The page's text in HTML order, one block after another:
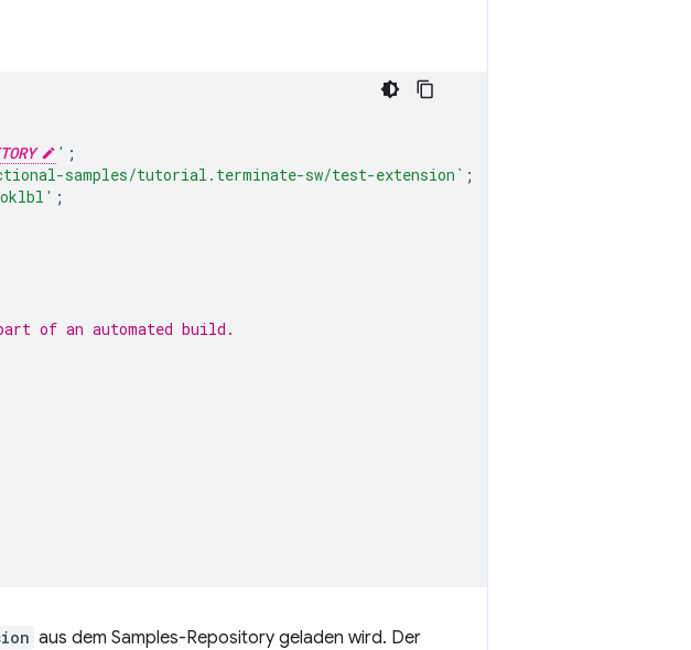
' ;
samples/tutorial.terminate-sw/test-extension` ;
;
of an automated build.
aus dem Samples-Repository geladen wird. Der